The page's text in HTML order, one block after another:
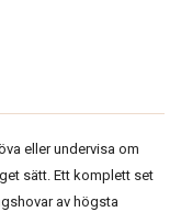
eller undervisa om
sätt. Ett komplett set
av högsta